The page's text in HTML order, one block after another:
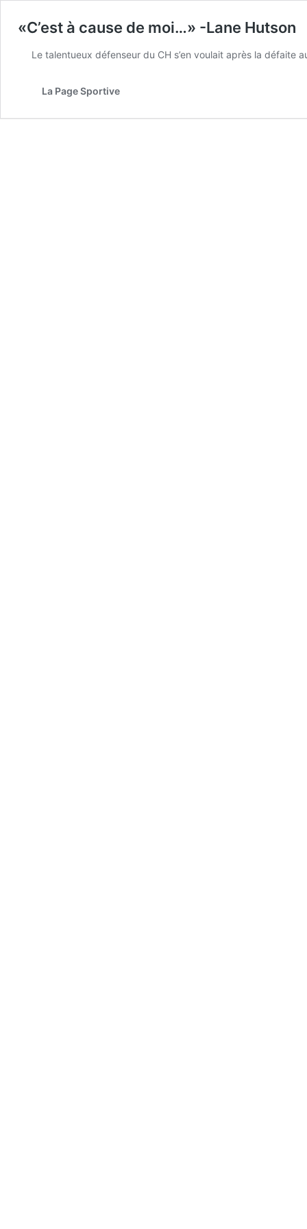
«C’est à cause de moi…» -Lane Hutson
Le talentueux défenseur du CH s’en voulait après la défaite
La Page Sportive